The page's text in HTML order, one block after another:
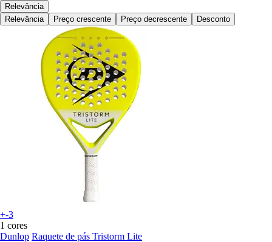
Relevância
Relevância
Preço crescente Preço decrescente Desconto
+-3
1 cores
Dunlop Raquete de pás Tristorm Lite